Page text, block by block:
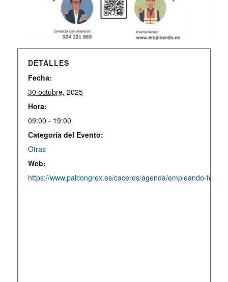
DETALLES
Fecha:
30 octubre, 2025
Hora:
09:00 - 19:00
Categoría del Evento:
Otras
Web:
https://www.palcongrex.es/caceres/agenda/empleando-